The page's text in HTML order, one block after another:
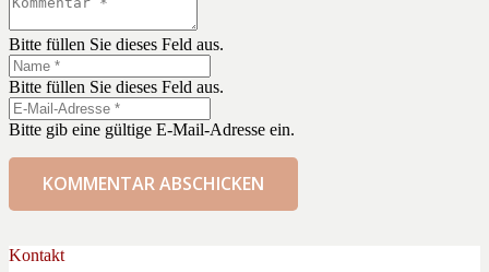
Bitte füllen Sie dieses Feld aus.
Bitte füllen Sie dieses Feld aus.
Bitte gib eine gültige E-Mail-Adresse ein.
KOMMENTAR ABSCHICKEN
Kontakt